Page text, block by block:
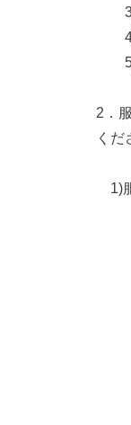
3)
4)
5)
2．
くだ
1)